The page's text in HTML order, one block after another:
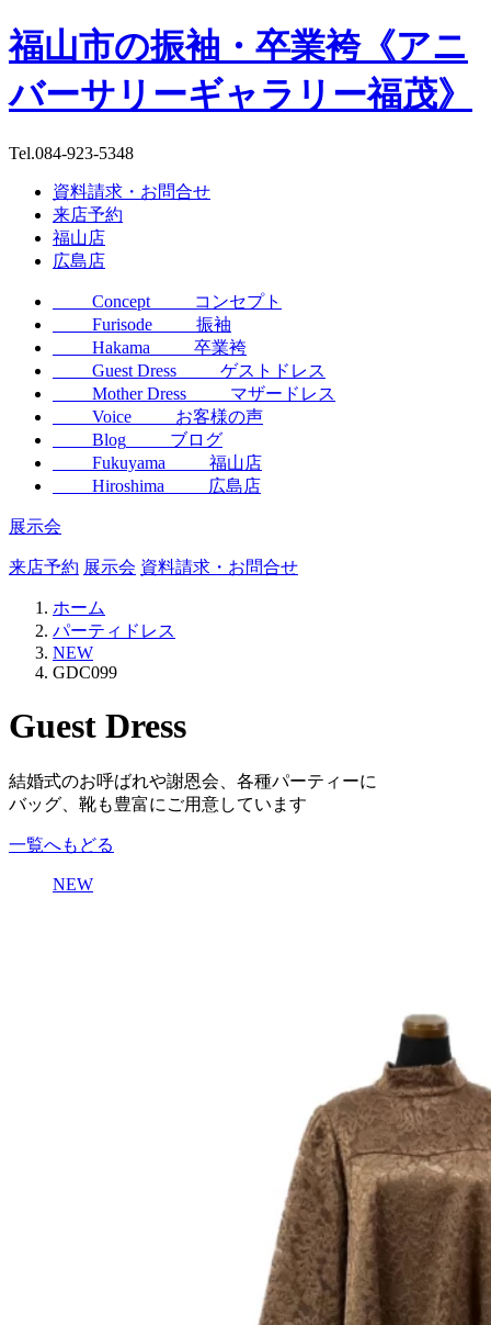
福山市の振袖・卒業袴《アニ
バーサリーギャラリー福茂》
Tel.084-923-5348
資料請求・お問合せ
来店予約
福山店
広島店
Concept
コンセプト
Furisode
振袖
Hakama
卒業袴
Guest Dress
ゲストドレス
Mother Dress
マザードレス
Voice
お客様の声
Blog
ブログ
Fukuyama
福山店
Hiroshima
広島店
展示会
来店予約 展示会 資料請求・お問合せ
ホーム
パーティドレス
NEW
GDC099
Guest Dress
結婚式のお呼ばれや謝恩会、各種パーティーに
バッグ、靴も豊富にご用意しています
一覧へもどる
NEW